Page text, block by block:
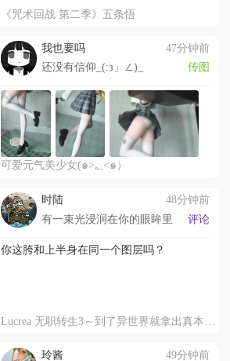
《咒术回战 第二季》五条悟
我也要吗
47分钟前
还没有信仰_(:з」∠)_
传图
可爱元气美少女(๑>؂<๑）
时陆
48分钟前
有一束光浸润在你的眼眸里
评论
你这胯和上半身在同一个图层吗？
Lucrea 无职转生3～到了异世界就拿出真本事～ 艾莉丝·伯雷亚斯·格雷拉特
玲酱 49分钟前